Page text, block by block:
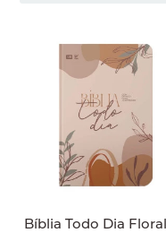
Bíblia Todo Dia Floral